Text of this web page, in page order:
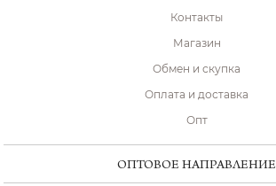
Контакты
Магазин
Обмен и скупка
Оплата и доставка
Опт
ОПТОВОЕ НАПРАВЛЕНИЕ